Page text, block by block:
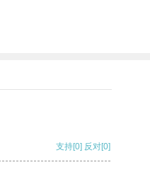
支持[0] 反对[0]